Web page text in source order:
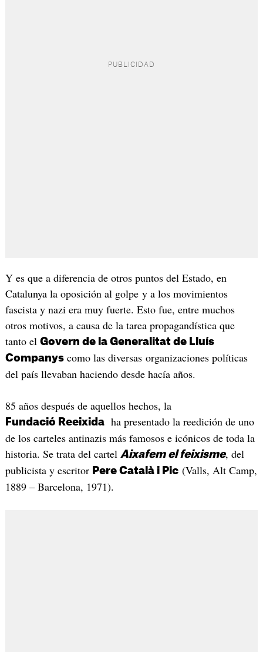
Y es que a diferencia de otros puntos del Estado, en
Catalunya la oposición al golpe y a los movimientos
fascista y nazi era muy fuerte. Esto fue, entre muchos
otros motivos, a causa de la tarea propagandística que
tanto el Govern de la Generalitat de Lluís
Companyscomo las diversas organizaciones políticas
del país llevaban haciendo desde hacía años.
85 años después de aquellos hechos, la
Fundació Reeixidaha presentado la reedición de uno
de los carteles antinazis más famosos e icónicos de toda la
historia. Se trata del cartel Aixafem el feixisme, del
publicista y escritor Pere Català i Pic(Valls, Alt Camp,
1889 – Barcelona, 1971).